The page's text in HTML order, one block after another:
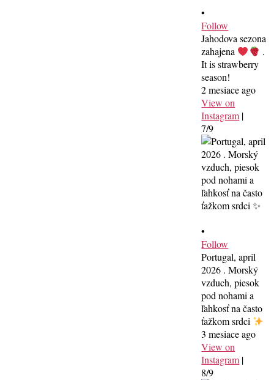
•
Follow
Jahodova sezona
zahajena
.
It is strawberry
season!
2 mesiace ago
View on
Instagram |
7/9
•
Follow
Portugal, april
2026 . Morský
vzduch, piesok
pod nohami a
ľahkosť na často
ťažkom srdci
3 mesiace ago
View on
Instagram |
8/9